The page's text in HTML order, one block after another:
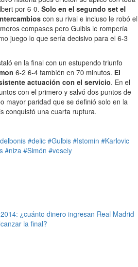
por 6-0. Solo en el segundo set el
con su rival e incluso le robó el
compases pero Gulbis le rompería
juego lo que sería decisivo para el 6-3
en la final con un estupendo triunfo
6-2 6-4 también en 70 minutos. El
actuación con el servicio. En el
con el primero y salvó dos puntos de
mayor paridad que se definió solo en la
conquistó una cuarta ruptura.
#delic #Gulbis #Istomin #Karlovic
#niza #Simón #vesely
¿cuánto dinero ingresan Real Madrid
la final?